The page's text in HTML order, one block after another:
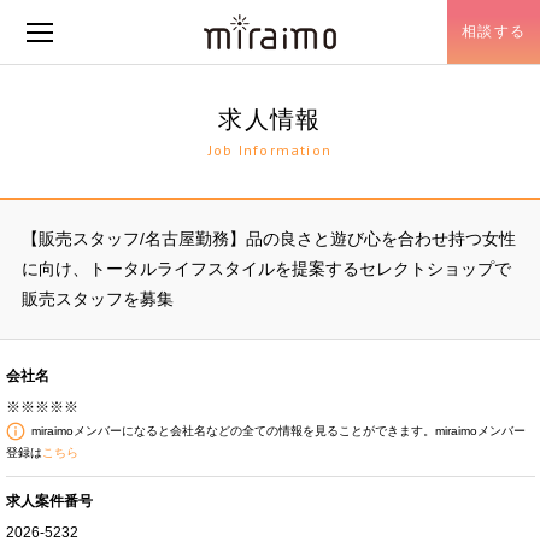
相談する
求人情報
Job Information
【販売スタッフ/名古屋勤務】品の良さと遊び心を合わせ持つ女性
に向け、トータルライフスタイルを提案するセレクトショップで
販売スタッフを募集
会社名
※※※※※
miraimoメンバーになると会社名などの全ての情報を見ることができます。miraimoメンバー
登録は こちら
求人案件番号
2026-5232